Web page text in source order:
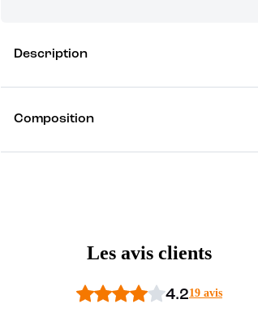
Description
Composition
Les avis clients
4.219 avis